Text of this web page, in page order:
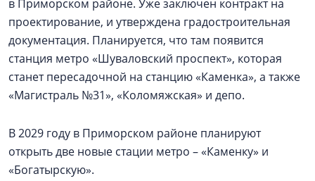
в Приморском районе. Уже заключен контракт на
проектирование, и утверждена градостроительная
документация. Планируется, что там появится
станция метро «Шуваловский проспект», которая
станет пересадочной на станцию «Каменка», а также
«Магистраль №31», «Коломяжская» и депо.
В 2029 году в Приморском районе планируют
открыть две новые стации метро – «Каменку» и
«Богатырскую».